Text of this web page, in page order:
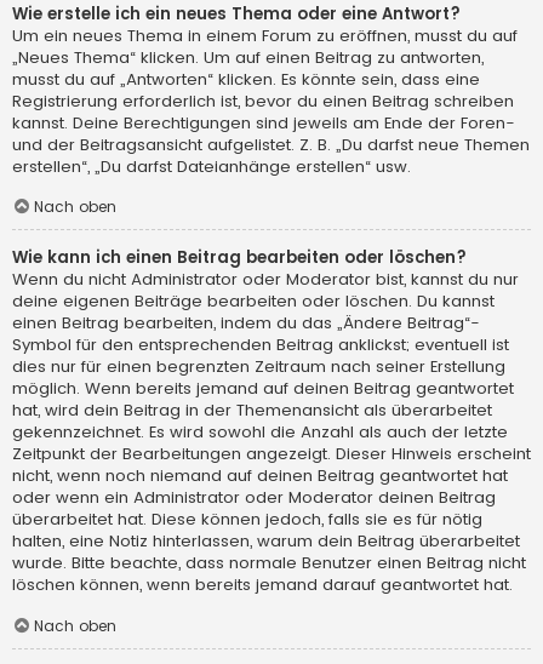
Wie erstelle ich ein neues Thema oder eine Antwort?
Um ein neues Thema in einem Forum zu eröffnen, musst du auf
„Neues Thema“ klicken. Um auf einen Beitrag zu antworten,
musst du auf „Antworten“ klicken. Es könnte sein, dass eine
Registrierung erforderlich ist, bevor du einen Beitrag schreiben
kannst. Deine Berechtigungen sind jeweils am Ende der Foren-
und der Beitragsansicht aufgelistet. Z. B. „Du darfst neue Themen
erstellen“, „Du darfst Dateianhänge erstellen“ usw.
Nach oben
Wie kann ich einen Beitrag bearbeiten oder löschen?
Wenn du nicht Administrator oder Moderator bist, kannst du nur
deine eigenen Beiträge bearbeiten oder löschen. Du kannst
einen Beitrag bearbeiten, indem du das „Ändere Beitrag“-
Symbol für den entsprechenden Beitrag anklickst; eventuell ist
dies nur für einen begrenzten Zeitraum nach seiner Erstellung
möglich. Wenn bereits jemand auf deinen Beitrag geantwortet
hat, wird dein Beitrag in der Themenansicht als überarbeitet
gekennzeichnet. Es wird sowohl die Anzahl als auch der letzte
Zeitpunkt der Bearbeitungen angezeigt. Dieser Hinweis erscheint
nicht, wenn noch niemand auf deinen Beitrag geantwortet hat
oder wenn ein Administrator oder Moderator deinen Beitrag
überarbeitet hat. Diese können jedoch, falls sie es für nötig
halten, eine Notiz hinterlassen, warum dein Beitrag überarbeitet
wurde. Bitte beachte, dass normale Benutzer einen Beitrag nicht
löschen können, wenn bereits jemand darauf geantwortet hat.
Nach oben